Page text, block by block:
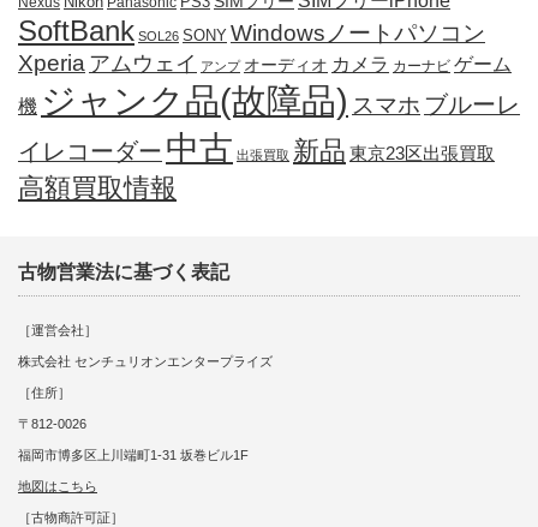
SoftBank SOL26 SONY Windowsノートパソコン
Xperia アムウェイ アンプ オーディオ カメラ カーナビ ゲーム
機 ジャンク品(故障品) スマホ ブルーレ
イレコーダー 中古 出張買取 新品 東京23区出張買取
高額買取情報
古物営業法に基づく表記
［運営会社］
株式会社 センチュリオンエンタープライズ
［住所］
〒812-0026
福岡市博多区上川端町1-31 坂巻ビル1F
地図はこちら
［古物商許可証］